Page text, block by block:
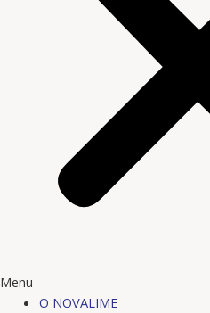
Menu
O NOVALIME